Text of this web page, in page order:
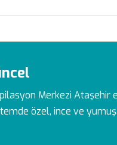
Merkezi Ataşehir
özel, ince ve